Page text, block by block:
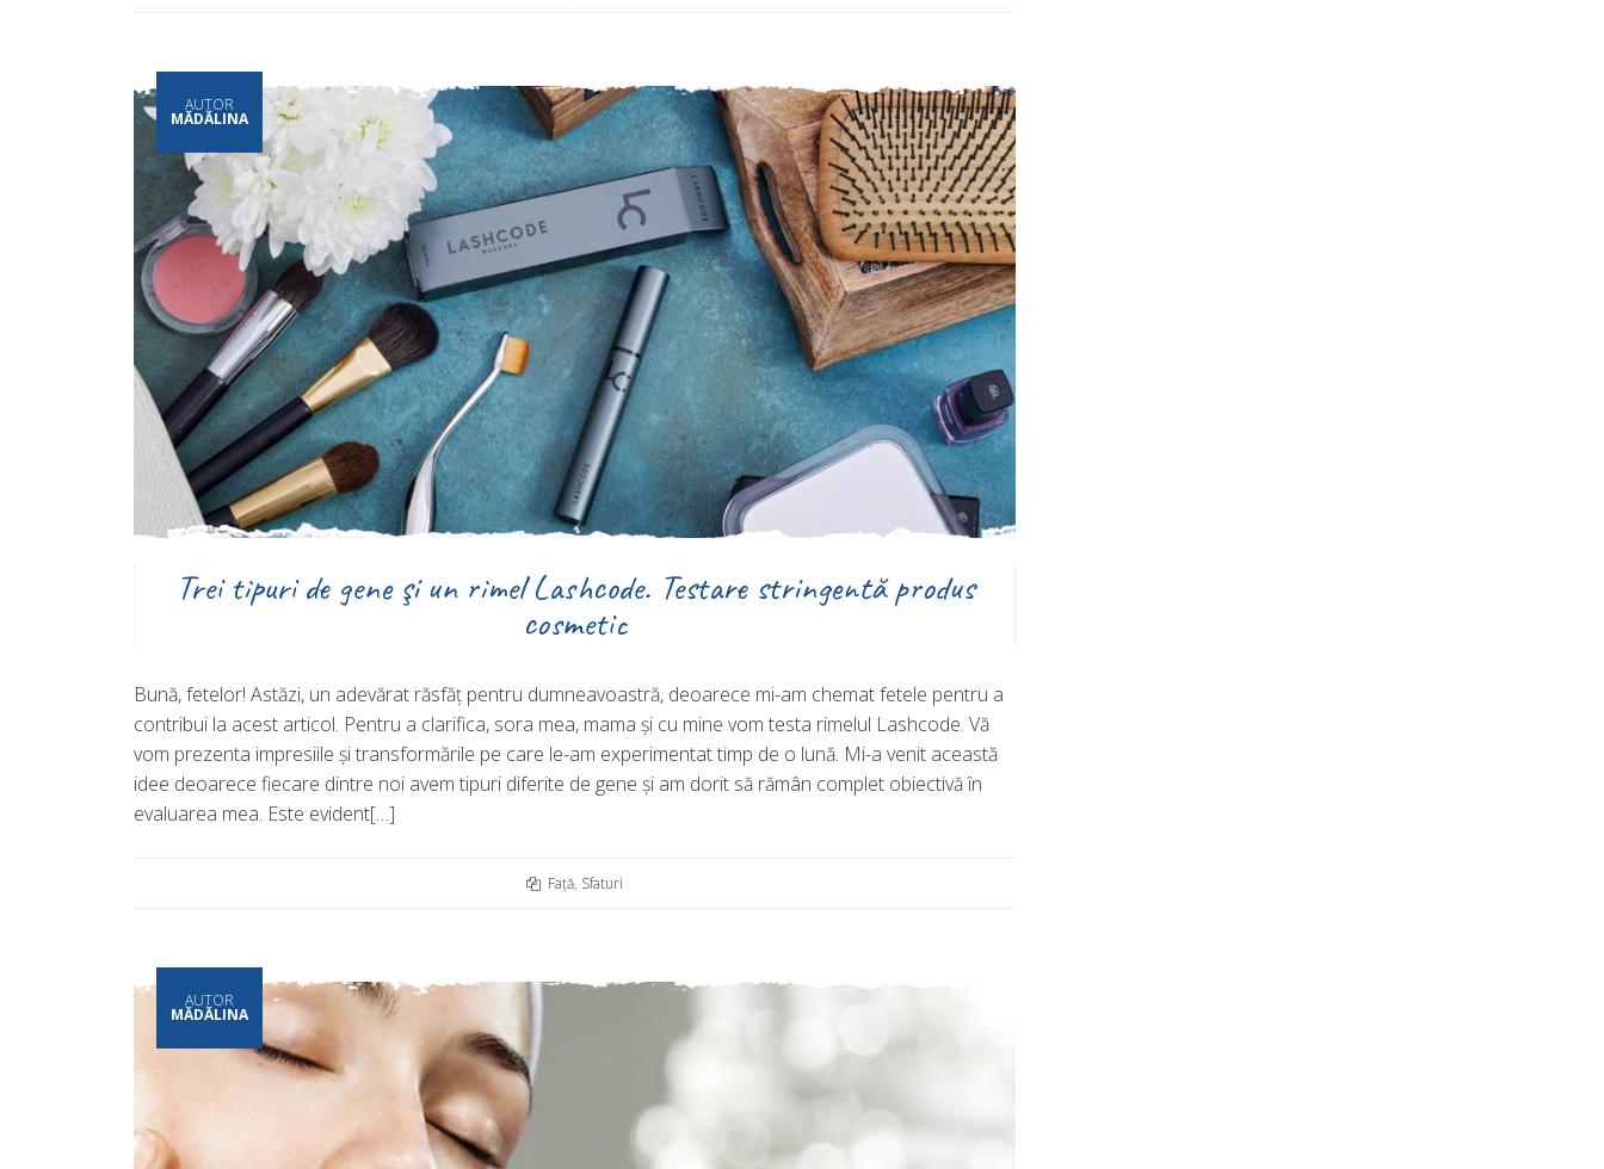
AUTOR
MĂDĂLINA
Trei tipuri de gene şi un rimel Lashcode. Testare stringentă produs
cosmetic
Bună, fetelor! Astăzi, un adevărat răsfăţ pentru dumneavoastră, deoarece mi-am chemat fetele pentru a
contribui la acest articol. Pentru a clarifica, sora mea, mama şi cu mine vom testa rimelul Lashcode. Vă
vom prezenta impresiile şi transformările pe care le-am experimentat timp de o lună. Mi-a venit această
idee deoarece fiecare dintre noi avem tipuri diferite de gene şi am dorit să rămân complet obiectivă în
evaluarea mea. Este evident[…]
Față, Sfaturi
AUTOR
MĂDĂLINA